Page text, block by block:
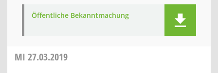
Öffentliche Bekanntmachung
MI 27.03.2019